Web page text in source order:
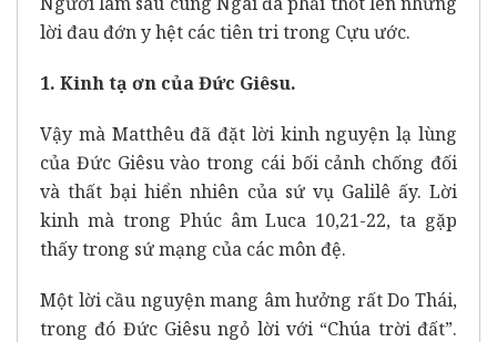
lời đau đớn y hệt các tiên tri trong Cựu ước.
1. Kinh tạ ơn của Đức Giêsu.
Vậy mà Matthêu đã đặt lời kinh nguyện lạ lùng
của Đức Giêsu vào trong cái bối cảnh chống đối
và thất bại hiển nhiên của sứ vụ Galilê ấy. Lời
kinh mà trong Phúc âm Luca 10,21-22, ta gặp
thấy trong sứ mạng của các môn đệ.
Một lời cầu nguyện mang âm hưởng rất Do Thái,
trong đó Đức Giêsu ngỏ lời với “Chúa trời đất”.